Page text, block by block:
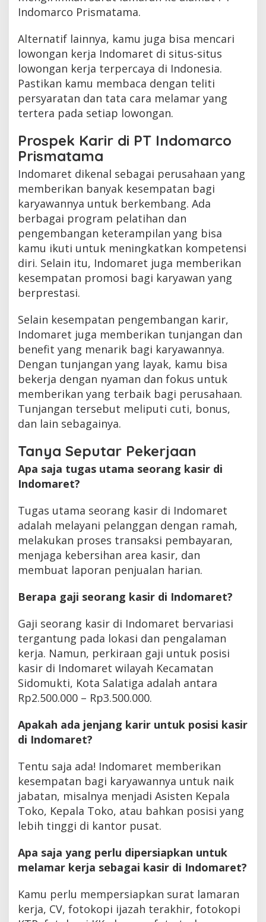
Indomarco Prismatama.
Alternatif lainnya, kamu juga bisa mencari
lowongan kerja Indomaret di situs-situs
lowongan kerja terpercaya di Indonesia.
Pastikan kamu membaca dengan teliti
persyaratan dan tata cara melamar yang
tertera pada setiap lowongan.
Prospek Karir di PT Indomarco
Prismatama
Indomaret dikenal sebagai perusahaan yang
memberikan banyak kesempatan bagi
karyawannya untuk berkembang. Ada
berbagai program pelatihan dan
pengembangan keterampilan yang bisa
kamu ikuti untuk meningkatkan kompetensi
diri. Selain itu, Indomaret juga memberikan
kesempatan promosi bagi karyawan yang
berprestasi.
Selain kesempatan pengembangan karir,
Indomaret juga memberikan tunjangan dan
benefit yang menarik bagi karyawannya.
Dengan tunjangan yang layak, kamu bisa
bekerja dengan nyaman dan fokus untuk
memberikan yang terbaik bagi perusahaan.
Tunjangan tersebut meliputi cuti, bonus,
dan lain sebagainya.
Tanya Seputar Pekerjaan
Apa saja tugas utama seorang kasir di
Indomaret?
Tugas utama seorang kasir di Indomaret
adalah melayani pelanggan dengan ramah,
melakukan proses transaksi pembayaran,
menjaga kebersihan area kasir, dan
membuat laporan penjualan harian.
Berapa gaji seorang kasir di Indomaret?
Gaji seorang kasir di Indomaret bervariasi
tergantung pada lokasi dan pengalaman
kerja. Namun, perkiraan gaji untuk posisi
kasir di Indomaret wilayah Kecamatan
Sidomukti, Kota Salatiga adalah antara
Rp2.500.000 – Rp3.500.000.
Apakah ada jenjang karir untuk posisi kasir
di Indomaret?
Tentu saja ada! Indomaret memberikan
kesempatan bagi karyawannya untuk naik
jabatan, misalnya menjadi Asisten Kepala
Toko, Kepala Toko, atau bahkan posisi yang
lebih tinggi di kantor pusat.
Apa saja yang perlu dipersiapkan untuk
melamar kerja sebagai kasir di Indomaret?
Kamu perlu mempersiapkan surat lamaran
kerja, CV, fotokopi ijazah terakhir, fotokopi